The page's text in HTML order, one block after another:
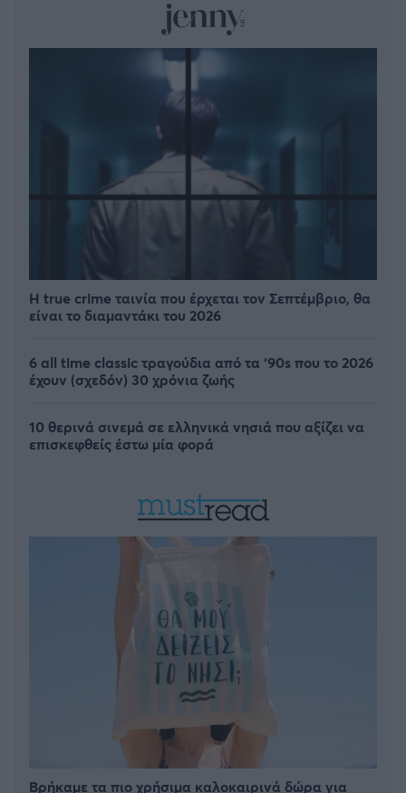
Η true crime ταινία που έρχεται τον Σεπτέμβριο, θα
είναι το διαμαντάκι του 2026
6 all time classic τραγούδια από τα ‘90s που το 2026
έχουν (σχεδόν) 30 χρόνια ζωής
10 θερινά σινεμά σε ελληνικά νησιά που αξίζει να
επισκεφθείς έστω μία φορά
Βρήκαμε τα πιο χρήσιμα καλοκαιρινά δώρα για